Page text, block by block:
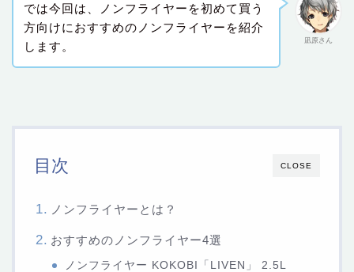
凪原さん
では今回は、ノンフライヤーを初めて買う
方向けにおすすめのノンフライヤーを紹介
します。
CLOSE
目次
ノンフライヤーとは？
おすすめのノンフライヤー4選
ノンフライヤー KOKOBI「LIVEN」 ‎2.5L